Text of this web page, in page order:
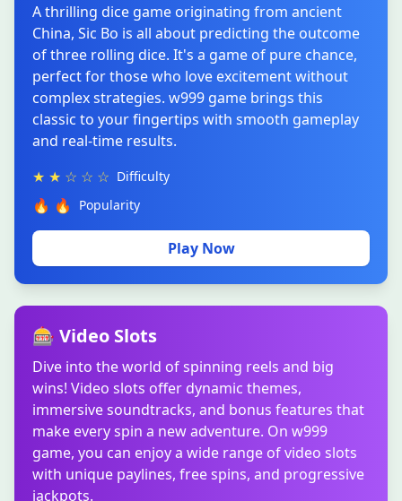
A thrilling dice game originating from ancient
China, Sic Bo is all about predicting the outcome
of three rolling dice. It's a game of pure chance,
perfect for those who love excitement without
complex strategies. w999 game brings this
classic to your fingertips with smooth gameplay
and real-time results.
★ ★ ☆ ☆ ☆ Difficulty
🔥 🔥 Popularity
Play Now
🎰 Video Slots
Dive into the world of spinning reels and big
wins! Video slots offer dynamic themes,
immersive soundtracks, and bonus features that
make every spin a new adventure. On w999
game, you can enjoy a wide range of video slots
with unique paylines, free spins, and progressive
jackpots.